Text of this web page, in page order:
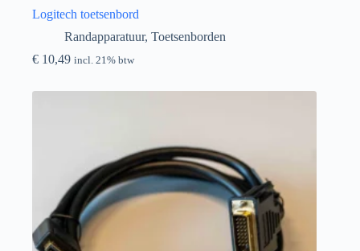
Logitech toetsenbord
Randapparatuur, Toetsenborden
€ 10,49 incl. 21% btw